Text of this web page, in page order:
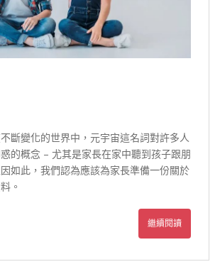
斷變化的世界中，元宇宙這名詞對許多人
的概念 – 尤其是家長在家中聽到孩子跟朋
如此，我們認為應該為家長準備一份關於
。
繼續閱讀